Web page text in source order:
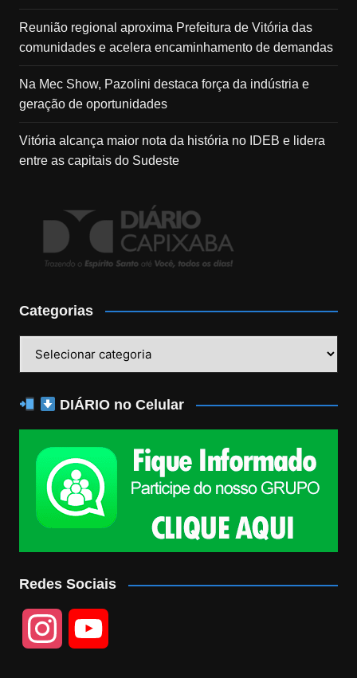
Reunião regional aproxima Prefeitura de Vitória das
comunidades e acelera encaminhamento de demandas
Na Mec Show, Pazolini destaca força da indústria e
geração de oportunidades
Vitória alcança maior nota da história no IDEB e lidera
entre as capitais do Sudeste
Categorias
DIÁRIO no Celular
Redes Sociais